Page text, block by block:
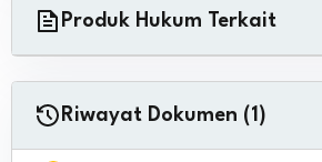
Produk Hukum Terkait
Riwayat Dokumen (1)